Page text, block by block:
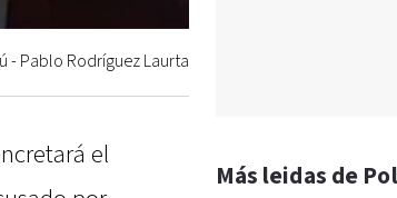
- Pablo Rodríguez Laurta
el
Más leidas de